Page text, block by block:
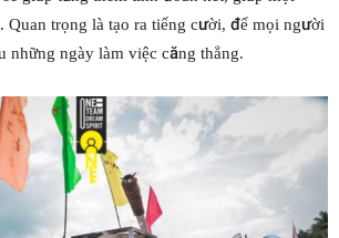
Quan trọng là tạo ra tiếng cười, để mọi người
những ngày làm việc căng thẳng.